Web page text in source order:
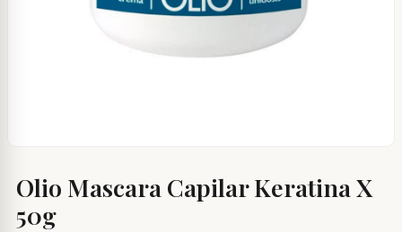
Olio Mascara Capilar Keratina X
50g